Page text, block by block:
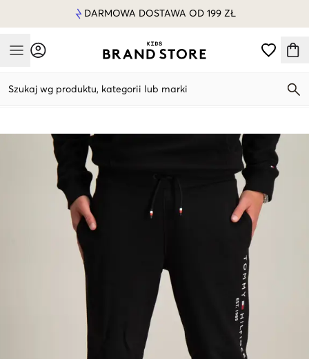
DARMOWA DOSTAWA OD 199 ZŁ
Mobile Menu
Szukaj wg produktu, kategorii lub marki